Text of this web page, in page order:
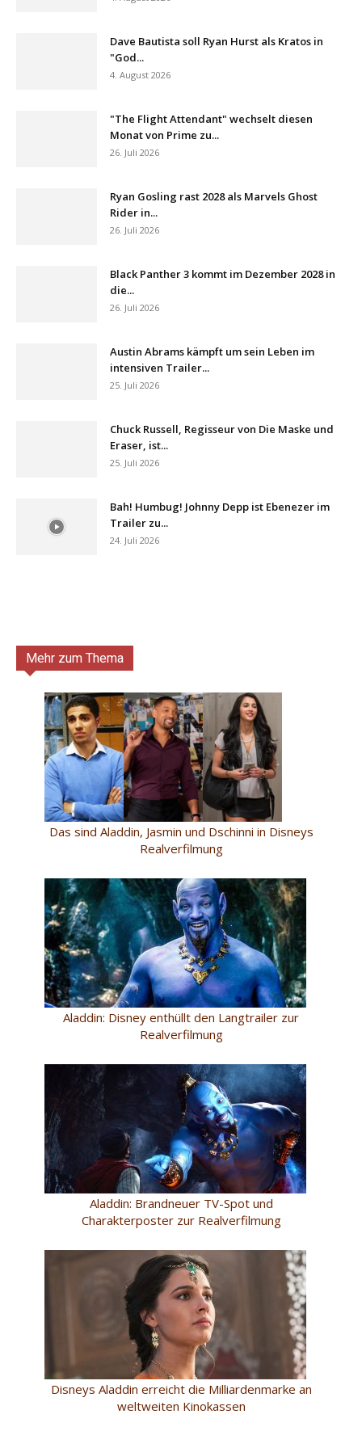
Dave Bautista soll Ryan Hurst als Kratos in
"God...
4. August 2026
"The Flight Attendant" wechselt diesen
Monat von Prime zu...
26. Juli 2026
Ryan Gosling rast 2028 als Marvels Ghost
Rider in...
26. Juli 2026
Black Panther 3 kommt im Dezember 2028 in
die...
26. Juli 2026
Austin Abrams kämpft um sein Leben im
intensiven Trailer...
25. Juli 2026
Chuck Russell, Regisseur von Die Maske und
Eraser, ist...
25. Juli 2026
Bah! Humbug! Johnny Depp ist Ebenezer im
Trailer zu...
24. Juli 2026
Mehr zum Thema
Das sind Aladdin, Jasmin und Dschinni in Disneys
Realverfilmung
Aladdin: Disney enthüllt den Langtrailer zur
Realverfilmung
Aladdin: Brandneuer TV-Spot und
Charakterposter zur Realverfilmung
Disneys Aladdin erreicht die Milliardenmarke an
weltweiten Kinokassen